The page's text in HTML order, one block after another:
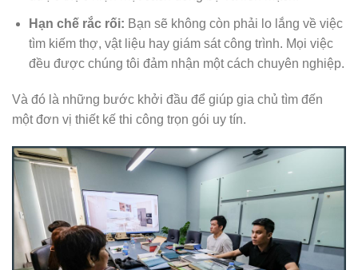
Hạn chế rắc rối: Bạn sẽ không còn phải lo lắng về việc
tìm kiếm thợ, vật liệu hay giám sát công trình. Mọi việc
đều được chúng tôi đảm nhận một cách chuyên nghiệp.
Và đó là những bước khởi đầu để giúp gia chủ tìm đến
một đơn vị thiết kế thi công trọn gói uy tín.